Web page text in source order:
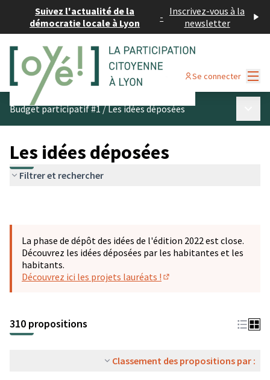
Suivez l'actualité de la
démocratie locale à Lyon
- Inscrivez-vous à la
newsletter
Se connecter
Budget participatif #1/Les idées déposées
Les idées déposées
Filtrer et rechercher
La phase de dépôt des idées de l'édition 2022 est close.
Découvrez les idées déposées par les habitantes et les
habitants.
Découvrez ici les projets lauréats !
310 propositions
Classement des propositions par :